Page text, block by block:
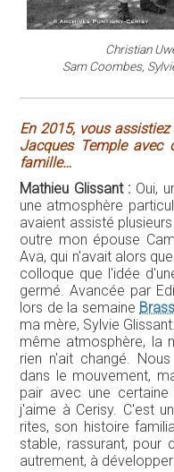
Christian
Sam Coombes,
En 2015, vous
Jacques Temple avec
famille…
Mathieu Glissant : Oui,
une atmosphère
avaient assisté
outre mon épouse
Ava, qui n'avait alors
colloque que l'idée
germé. Avancée par
lors de la semaine
ma mère, Sylvie
même atmosphère, la
rien n'ait changé.
dans le mouvement,
pair avec une
j'aime à Cerisy. C'est
rites, son histoire
stable, rassurant, pour
autrement, à